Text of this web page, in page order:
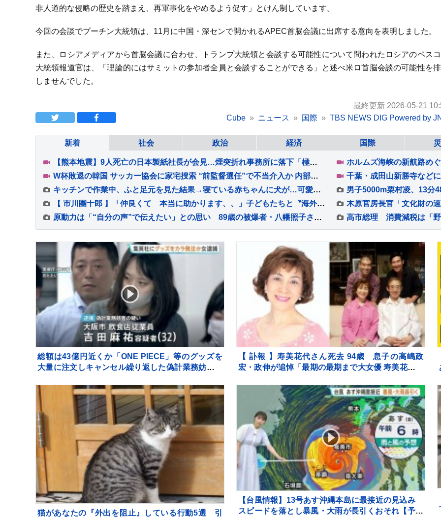
非人道的な侵略の歴史を踏まえ、再軍事化をやめるよう促す」とけん制しています。
今回の会談でプーチン大統領は、11月に中国・深センで開かれるAPEC首脳会議に出席する意向を表明しました。
また、ロシアメディアから首脳会議に合わせ、トランプ大統領と会談する可能性について問われたロシアのペス
大統領報道官は、「理論的にはサミットの参加者全員と会談することができる」と述べ米ロ首脳会談の可能性を
しませんでした。
最終更新 2026-05-21
Cube
ニュース 国際 TBS NEWS DIG Powered by
新着 社会 政治 経済 国際
【熊本地震】9人死亡の日本製紙社長が会見…煙突折れ事務所に落下「極めて重く受け止め」 八代市などで続く断水解消のカギは“配水管”【news23】
W杯敗退の韓国 サッカー協会に家宅捜索 “前監督選任”で不当介入か 内部資料などを押収し解析へ 李大統領も「身内重視の人事の失敗だ」と痛烈批判
キッチンで作業中、ふと足元を見た結果→寝ている赤ちゃんに犬が…可愛いが渋滞している『尊い光景』が14万再生「カチューシャみたいｗ」と絶賛
【 市川團十郎 】「仲良くて 本当に助かります、、」子どもたちと〝海外の南国リゾート〟で過ごす夏休み 「移動です」次なる滞在場所へ
原動力は「“自分の声”で伝えたい」との思い 89歳の被爆者・八幡照子さんが英語とAIで継ぐ原子爆弾の記憶 被爆から81年 広島「原爆の日」
高市総理 消費減税は「野
総額は43億円近くか「ONE PIECE」等のグッズを
大量に注文しキャンセル繰り返した偽計業務妨害の
り」 警視庁
【 訃報 】寿美花代さん死去 94歳 息子の高嶋政
宏・政伸が追悼「最期の最期まで大女優 寿美花代だ
猫があなたの『外出を阻止』している行動5選 引
【台風情報】13号あす沖縄本島に最接近の見込み
スピードを落とし暴風・大雨が長引くおそれ【予報